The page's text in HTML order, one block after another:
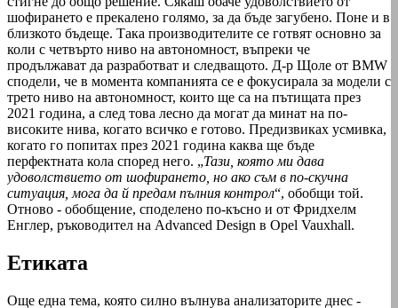
шофирането е прекалено голямо, за да бъде загубено. Поне и в
близкото бъдеще. Така производителите се готвят основно за
коли с четвърто ниво на автономност, въпреки че
продължават да разработват и следващото. Д-р Щоле от BMW
сподели, че в момента компания­та се е фокусирала за модели с
трето ниво на автономност, които ще са на пътищата през
2021 година, а след това лесно да могат да минат на по-
високите нива, когато всичко е готово. Предизвиках усмивка,
когато го попитах през 2021 година каква ще бъде
перфектната кола според него. „Тази, която ми дава
удоволствието от шофирането, но ако съм в по-скучна
ситуация, мога да й предам пълния контрол“, обобщи той.
Отново - обобщение, споделено по-късно и от Фридхелм
Енглер, ръководител на Advanced Design в Opel Vauxhall.
Етиката
Още една тема, която силно вълнува анализаторите днес -